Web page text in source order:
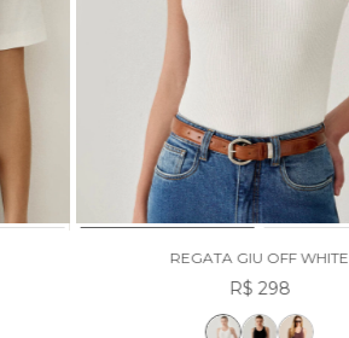
REGATA GIU OFF WHITE
R$ 298